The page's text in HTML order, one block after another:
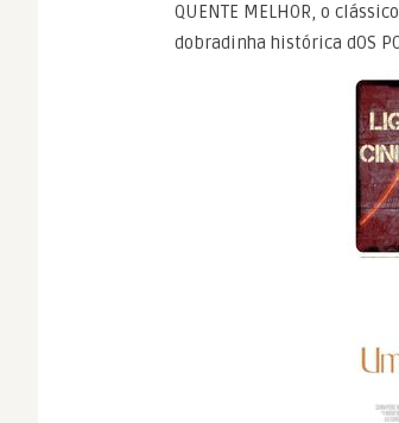
QUENTE MELHOR, o
dobradinha histórica dOS